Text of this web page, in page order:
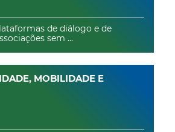
de diálogo e de
sem ...
MOBILIDADE E